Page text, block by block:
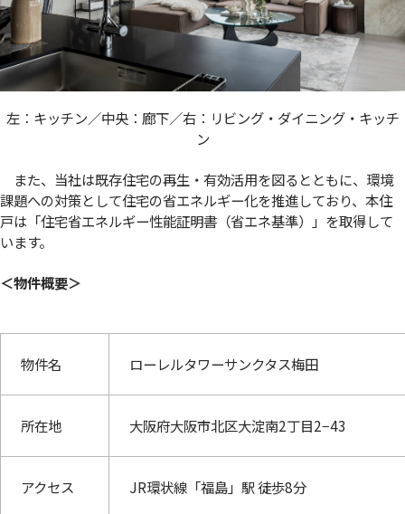
左：キッチン／中央：廊下／右：リビング・ダイニング・キッチ
ン
また、当社は既存住宅の再生・有効活用を図るとともに、環境
課題への対策として住宅の省エネルギー化を推進しており、本住
戸は「住宅省エネルギー性能証明書（省エネ基準）」を取得して
います。
＜物件概要＞
物件名 ローレルタワーサンクタス梅田
所在地 大阪府大阪市北区大淀南2丁目2−43
アクセス JR環状線「福島」駅 徒歩8分